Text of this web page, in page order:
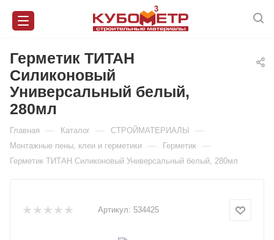
Герметик ТИТАН
Силиконовый
Универсальный белый,
280мл
Главная — Каталог — СТРОЙМАТЕРИАЛЫ —
Монтажные пены, клеи и герметики — Герметик —
Герметик ТИТАН Силиконовый Универсальный белый, 280мл
Артикул: 534425